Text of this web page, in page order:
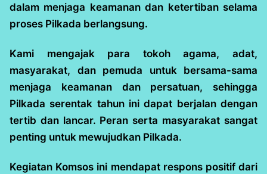
dalam menjaga keamanan dan ketertiban selama
proses Pilkada berlangsung.
Kami mengajak para tokoh agama, adat,
masyarakat, dan pemuda untuk bersama-sama
menjaga keamanan dan persatuan, sehingga
Pilkada serentak tahun ini dapat berjalan dengan
tertib dan lancar. Peran serta masyarakat sangat
penting untuk mewujudkan Pilkada.
Kegiatan Komsos ini mendapat respons positif dari